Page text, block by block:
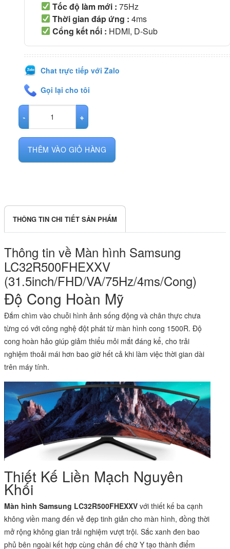
Tốc độ làm mới : 75Hz
Thời gian đáp ứng : 4ms
Cổng kết nối : HDMI, D-Sub
Chat trực tiếp với Zalo
Gọi lại cho tôi
Màn hình Samsung LC32R500FHEXXV (31.5inch/FHD/VA/75Hz/
THÊM VÀO GIỎ HÀNG
THÔNG TIN CHI TIẾT SẢN PHẨM
Thông tin về Màn hình Samsung
LC32R500FHEXXV
(31.5inch/FHD/VA/75Hz/4ms/Cong)
Độ Cong Hoàn Mỹ
Đắm chìm vào chuỗi hình ảnh sống động và chân thực chưa
từng có với công nghệ đột phát từ màn hình cong 1500R. Độ
cong hoàn hảo giúp giảm thiểu mỏi mắt đáng kể, cho trải
nghiệm thoải mái hơn bao giờ hết cả khi làm việc thời gian dài
trên máy tính.
Thiết Kế Liền Mạch Nguyên
Khối
Màn hình Samsung LC32R500FHEXXV với thiết kế ba cạnh
không viền mang đến vẻ đẹp tinh giản cho màn hình, đồng thời
mở rộng không gian trải nghiệm vượt trội. Sắc xanh đen bao
phủ bên ngoài kết hợp cùng chân đế chữ Y tạo thành điểm